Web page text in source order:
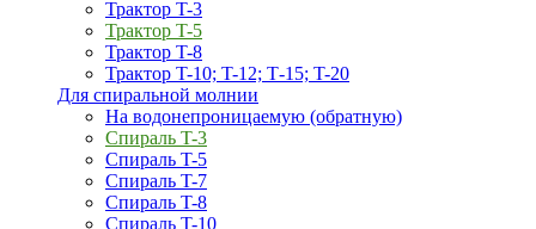
Трактор T-3
Трактор T-5
Трактор T-8
Трактор T-10; T-12; Т-15; T-20
Для спиральной молнии
На водонепроницаемую (обратную)
Спираль T-3
Спираль T-5
Спираль T-7
Спираль T-8
Спираль T-10